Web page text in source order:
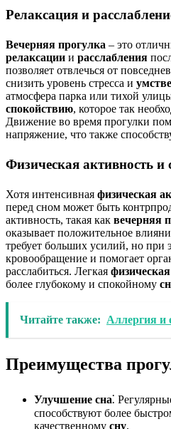
Релаксация и
Вечерняя прогулка – это
релаксации и расслабления
позволяет отвлечься от
снизить уровень стресса и
атмосфера парка или тихой
спокойствию, которое так
Движение во время прогулки
напряжение, что также
Физическая активность и
Хотя интенсивная физическая
перед сном может быть
активность, такая как вечерняя
оказывает положительное
требует больших усилий, но при
кровообращение и помогает
расслабиться. Легкая
более глубокому и спокойному
Читайте также: Аллергия и
Преимущества
Улучшение сна⁚
способствуют более
качественному сну.